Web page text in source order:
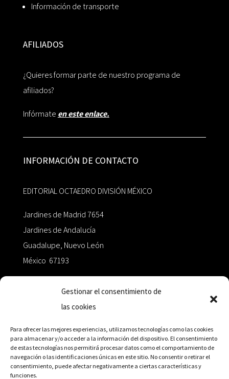
Gestionar el consentimiento de
las cookies
Para ofrecer las mejores experiencias, utilizamos tecnologías como las cookies
para almacenar y/o acceder a la información del dispositivo. El consentimiento
de estas tecnologías nos permitirá procesar datos como el comportamiento de
navegación o las identificaciones únicas en este sitio. No consentir o retirar el
consentimiento, puede afectar negativamente a ciertas características y
funciones.
Información de transporte
AFILIADOS
¿Quieres formar parte de nuestro programa de
afiliados?
Infórmate en este enlace.
INFORMACIÓN DE CONTACTO
EDITORIAL OCTAEDRO DIVISIÓN MÉXICO
Jardines de Madrid 7654
Jardines de Andalucía
Guadalupe, Nuevo León
México 67193
+52 811.499.5638
RED DE DISTRIBUCIÓN